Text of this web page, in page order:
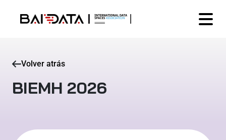
Volver atrás
BIEMH 2026